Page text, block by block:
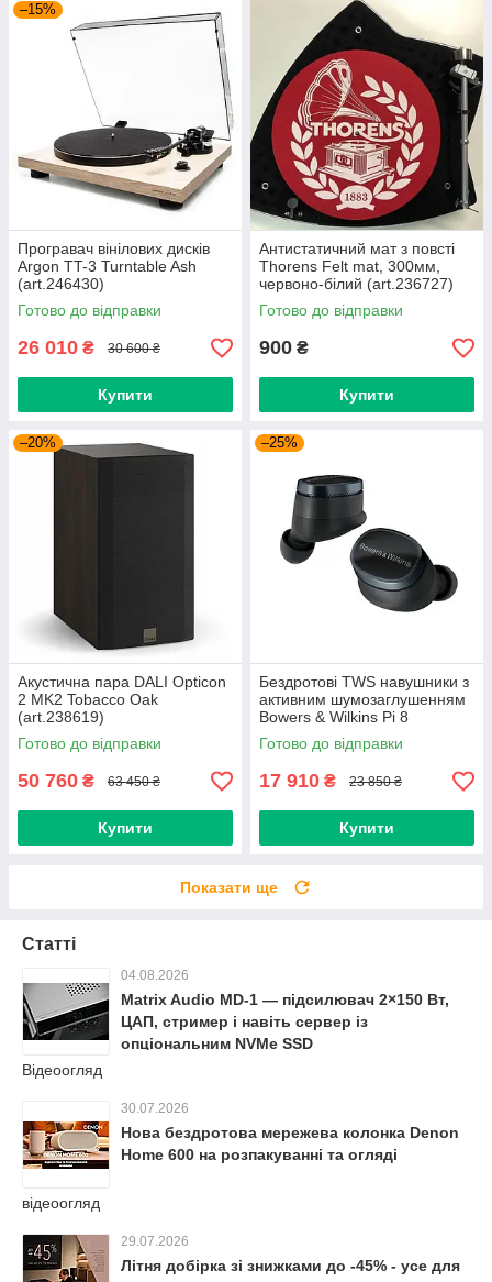
–15%
Програвач вiнiлових дискiв
Argon TT-3 Turntable Ash
(art.246430)
Готово до відправки
26 010 ₴ 30 600 ₴
Купити
Антистатичний мат з повсті
Thorens Felt mat, 300мм,
червоно-білий (art.236727)
Готово до відправки
900 ₴
Купити
–20%
Акустична пара DALI Opticon
2 MK2 Tobacco Oak
(art.238619)
Готово до відправки
50 760 ₴ 63 450 ₴
Купити
–25%
Бездротові TWS навушники з
активним шумозаглушенням
Bowers & Wilkins Pi 8
Anthracite Black (art.245826)
Готово до відправки
17 910 ₴ 23 850 ₴
Купити
Показати ще
Статті
04.08.2026
Matrix Audio MD-1 — підсилювач 2×150 Вт,
ЦАП, стример і навіть сервер із
опціональним NVMe SSD
Відеоогляд
30.07.2026
Нова бездротова мережева колонка Denon
Home 600 на розпакуванні та огляді
відеоогляд
29.07.2026
Літня добірка зі знижками до -45% - усе для